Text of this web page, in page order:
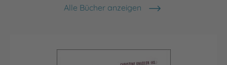
Alle Bücher anzeigen